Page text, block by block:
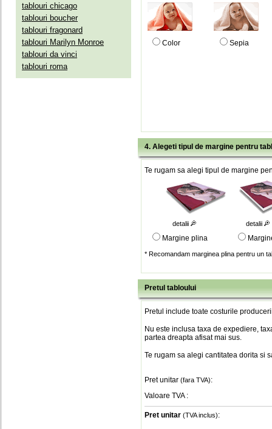
tablouri chicago
tablouri boucher
tablouri fragonard
tablouri Marilyn Monroe
tablouri da vinci
tablouri roma
Color Sepia
4. Alegeti tipul de margine pentru
Te rugam sa alegi tipul de margine
detalii detalii
Margine plina
* Recomandam marginea plina pentru un
Pretul tabloului
Pretul include toate costurile
Nu este inclusa taxa de expediere,
partea dreapta afisat mai sus.
Te rugam sa alegi cantitatea dorita si
Pret unitar (fara TVA):
Valoare TVA :
Pret unitar (TVA inclus):